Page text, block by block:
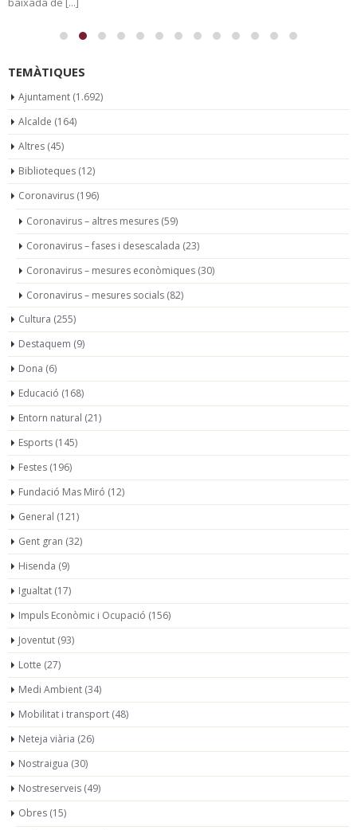
TEMÀTIQUES
Ajuntament (1.692)
Alcalde (164)
Altres (45)
Biblioteques (12)
Coronavirus (196)
Coronavirus – altres mesures (59)
Coronavirus – fases i desescalada (23)
Coronavirus – mesures econòmiques (30)
Coronavirus – mesures socials (82)
Cultura (255)
Destaquem (9)
Dona (6)
Educació (168)
Entorn natural (21)
Esports (145)
Festes (196)
Fundació Mas Miró (12)
General (121)
Gent gran (32)
Hisenda (9)
Igualtat (17)
Impuls Econòmic i Ocupació (156)
Joventut (93)
Lotte (27)
Medi Ambient (34)
Mobilitat i transport (48)
Neteja viària (26)
Nostraigua (30)
Nostreserveis (49)
Obres (15)